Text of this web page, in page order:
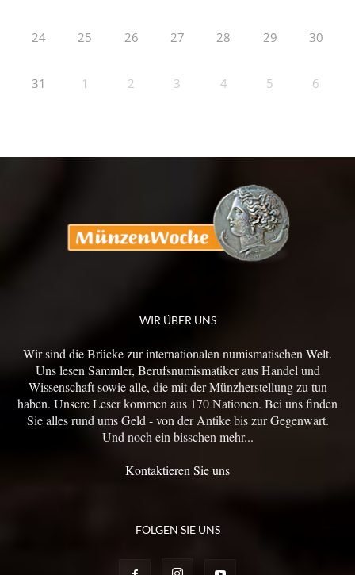
24 25 26 27 28 29 30
31 1 2 3 4 5 6
WIR ÜBER UNS
Wir sind die Brücke zur internationalen numismatischen Welt.
Uns lesen Sammler, Berufsnumismatiker aus Handel und
Wissenschaft sowie alle, die mit der Münzherstellung zu tun
haben. Unsere Leser kommen aus 170 Nationen. Bei uns finden
Sie alles rund ums Geld - von der Antike bis zur Gegenwart.
Und noch ein bisschen mehr...
Kontaktieren Sie uns
FOLGEN SIE UNS